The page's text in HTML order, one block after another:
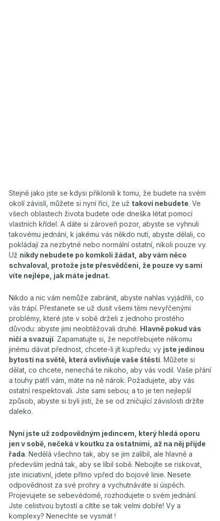
Stejně jako jste se kdysi přiklonili k tomu, že budete na svém
okolí závislí, můžete si nyní říci, že už takoví nebudete. Ve
všech oblastech života budete ode dneška létat pomocí
vlastních křídel. A dáte si zároveň pozor, abyste se vyhnuli
takovému jednání, k jakému vás někdo nutí, abyste dělali, co
pokládají za nezbytné nebo normální ostatní, nikoli pouze vy.
Už nikdy nebudete po komkoli žádat, aby vám něco
schvaloval, protože jste přesvědčeni, že pouze vy sami
víte nejlépe, jak máte jednat.
Nikdo a nic vám nemůže zabránit, abyste nahlas vyjádřili, co
vás trápí. Přestanete se už dusit všemi těmi nevyřčenými
problémy, které jste v sobě drželi z jednoho prostého
důvodu: abyste jimi neobtěžovali druhé. Hlavně pokud vás
ničí a svazují. Zapamatujte si, že nepotřebujete někomu
jinému dávat přednost, chcete-li jít kupředu; vy jste jedinou
bytostí na světě, která ovlivňuje vaše štěstí. Můžete si
dělat, co chcete, nenechá te nikoho, aby vás vodil. Vaše přání
a touhy patří vám, máte na ně nárok. Požadujete, aby vás
ostatní respektovali. Jste sami sebou; a to je ten nejlepší
způsob, abyste si byli jisti, že se od zničující závislosti držíte
daleko.
Nyní jste už zodpovědným jedincem, který hledá oporu
jen v sobě, nečeká v koutku za ostatními, až na něj přijde
řada. Nedělá všechno tak, aby se jim zalíbil, ale hlavně a
především jedná tak, aby se líbil sobě. Nebojíte se riskovat,
jste iniciativní, jdete přímo vpřed do bojové linie. Nesete
odpovědnost za své prohry a vychutnáváte si úspěch.
Projevujete se sebevědomě, rozhodujete o svém jednání.
Jste celistvou bytostí a cítíte se tak velmi dobře! Vy a
komplexy? Nenechte se vysmát !